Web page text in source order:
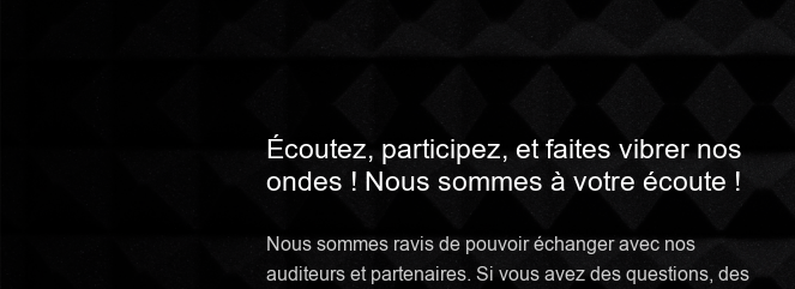
Écoutez, participez, et faites vibrer nos
ondes ! Nous sommes à votre écoute !
Nous sommes ravis de pouvoir échanger avec nos
auditeurs et partenaires. Si vous avez des questions, des